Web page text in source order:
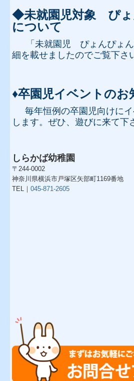
しらかば幼稚園
〒244-0002
神奈川県横浜市戸塚区矢部町1169番地
TEL｜045-871-2605
◆未就園児対象 ぴ
について
「未就園児 ぴょんぴょ
細を載せましたのでご覧下さ
♦卒園児イベントのお
毎年恒例の卒園児向けに
します。ぜひ、遊びに来て下